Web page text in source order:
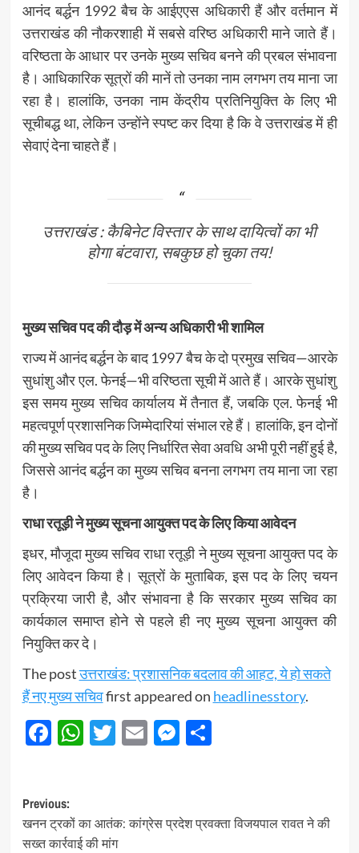
आनंद बर्द्धन 1992 बैच के आईएएस अधिकारी हैं और वर्तमान में
उत्तराखंड की नौकरशाही में सबसे वरिष्ठ अधिकारी माने जाते हैं।
वरिष्ठता के आधार पर उनके मुख्य सचिव बनने की प्रबल संभावना
है। आधिकारिक सूत्रों की मानें तो उनका नाम लगभग तय माना जा
रहा है। हालांकि, उनका नाम केंद्रीय प्रतिनियुक्ति के लिए भी
सूचीबद्ध था, लेकिन उन्होंने स्पष्ट कर दिया है कि वे उत्तराखंड में ही
सेवाएं देना चाहते हैं।
उत्तराखंड : कैबिनेट विस्तार के साथ दायित्वों का भी
होगा बंटवारा, सबकुछ हो चुका तय!
मुख्य सचिव पद की दौड़ में अन्य अधिकारी भी शामिल
राज्य में आनंद बर्द्धन के बाद 1997 बैच के दो प्रमुख सचिव—आरके
सुधांशु और एल. फेनई—भी वरिष्ठता सूची में आते हैं। आरके सुधांशु
इस समय मुख्य सचिव कार्यालय में तैनात हैं, जबकि एल. फेनई भी
महत्वपूर्ण प्रशासनिक जिम्मेदारियां संभाल रहे हैं। हालांकि, इन दोनों
की मुख्य सचिव पद के लिए निर्धारित सेवा अवधि अभी पूरी नहीं हुई है,
जिससे आनंद बर्द्धन का मुख्य सचिव बनना लगभग तय माना जा रहा
है।
राधा रतूड़ी ने मुख्य सूचना आयुक्त पद के लिए किया आवेदन
इधर, मौजूदा मुख्य सचिव राधा रतूड़ी ने मुख्य सूचना आयुक्त पद के
लिए आवेदन किया है। सूत्रों के मुताबिक, इस पद के लिए चयन
प्रक्रिया जारी है, और संभावना है कि सरकार मुख्य सचिव का
कार्यकाल समाप्त होने से पहले ही नए मुख्य सूचना आयुक्त की
नियुक्ति कर दे।
The postउत्तराखंड: प्रशासनिक बदलाव की आहट, ये हो सकते
हैं नए मुख्य सचिवfirst appeared on headlinesstory.
Facebook
WhatsApp
Twitter
EmailMessenger
Share
Post
navigation
Previous:
खनन ट्रकों का आतंक: कांग्रेस प्रदेश प्रवक्ता विजयपाल रावत ने की
सख्त कार्रवाई की मांग